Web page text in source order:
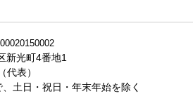
光町4番地1
表）
土日・祝日・年末年始を除く